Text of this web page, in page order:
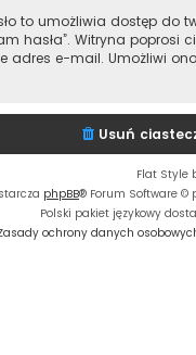
to umożliwia dostęp do
hasła”. Witryna poprosi
adres e-mail. Umożliwi ono
Usuń
Flat Style
phpBB® Forum Software ©
Polski pakiet językowy
ochrony danych